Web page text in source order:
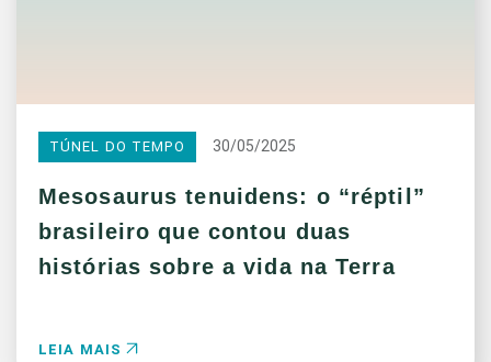
TÚNEL DO TEMPO 30/05/2025
Mesosaurus tenuidens: o “réptil”
brasileiro que contou duas
histórias sobre a vida na Terra
LEIA MAIS